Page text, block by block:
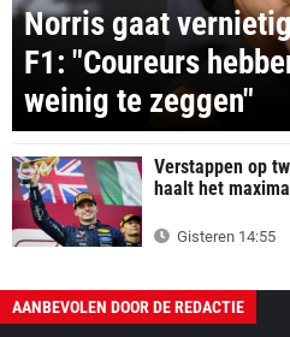
Norris gaat
F1: "Coureurs
weinig te zeggen"
Verstappen op
haalt het
Gisteren 14:55
AANBEVOLEN DOOR DE REDACTIE